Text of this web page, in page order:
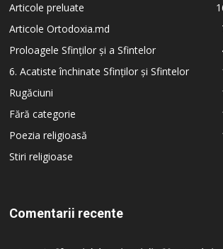
Articole preluate
Articole Ortodoxia.md
Proloagele Sfinților și a Sfintelor
6. Acatiste închinate Sfinților și Sfintelor
Rugăciuni
Fără categorie
Poezia religioasă
Stiri religioase
Comentarii recente